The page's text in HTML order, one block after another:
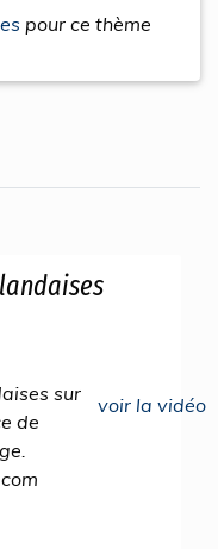
pour ce thème
voir la vidéo
sur
de